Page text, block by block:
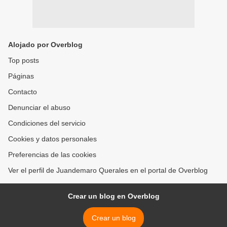
Alojado por Overblog
Top posts
Páginas
Contacto
Denunciar el abuso
Condiciones del servicio
Cookies y datos personales
Preferencias de las cookies
Ver el perfil de Juandemaro Querales en el portal de Overblog
Crear un blog en Overblog
Crear un blog